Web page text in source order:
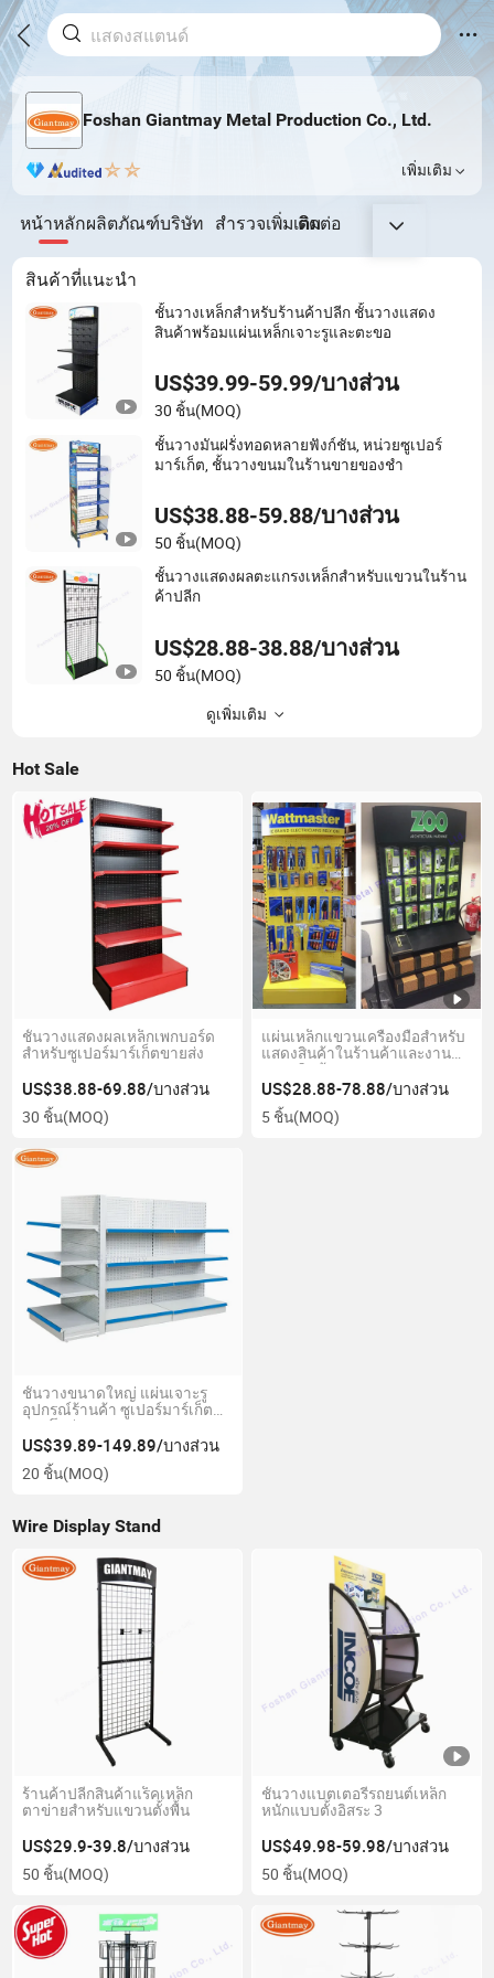
Foshan Giantmay Metal Production Co., Ltd.
เพิ่มเติม
หน้าหลักผลิตภัณฑ์บริษัท สำรวจเพิ่มเติมติดต่อ
สินค้าที่แนะนำ
ชั้นวางเหล็กสำหรับร้านค้าปลีก ชั้นวางแสดง
สินค้าพร้อมแผ่นเหล็กเจาะรูและตะขอ
US$39.99-59.99/บางส่วน
30 ชิ้น(MOQ)
ชั้นวางมันฝรั่งทอดหลายฟังก์ชัน, หน่วยซูเปอร์
มาร์เก็ต, ชั้นวางขนมในร้านขายของชำ
US$38.88-59.88/บางส่วน
50 ชิ้น(MOQ)
ชั้นวางแสดงผลตะแกรงเหล็กสำหรับแขวนในร้าน
ค้าปลีก
US$28.88-38.88/บางส่วน
50 ชิ้น(MOQ)
ดูเพิ่มเติม
Hot Sale
ชั้นวางแสดงผลเหล็กเพกบอร์ด
สำหรับซูเปอร์มาร์เก็ตขายส่ง
US$38.88-69.88/บางส่วน
30 ชิ้น(MOQ)
แผ่นเหล็กแขวนเครื่องมือสำหรับ
แสดงสินค้าในร้านค้าและงาน
แสดงสินค้า
US$28.88-78.88/บางส่วน
5 ชิ้น(MOQ)
ชั้นวางขนาดใหญ่ แผ่นเจาะรู
อุปกรณ์ร้านค้า ซูเปอร์มาร์เก็ต
กอนโดล่า
US$39.89-149.89/บางส่วน
20 ชิ้น(MOQ)
Wire Display Stand
ร้านค้าปลีกสินค้าแร็คเหล็ก
ตาข่ายสำหรับแขวนตั้งพื้น
US$29.9-39.8/บางส่วน
50 ชิ้น(MOQ)
ชั้นวางแบตเตอรี่รถยนต์เหล็ก
หนักแบบตั้งอิสระ 3
US$49.98-59.98/บางส่วน
50 ชิ้น(MOQ)